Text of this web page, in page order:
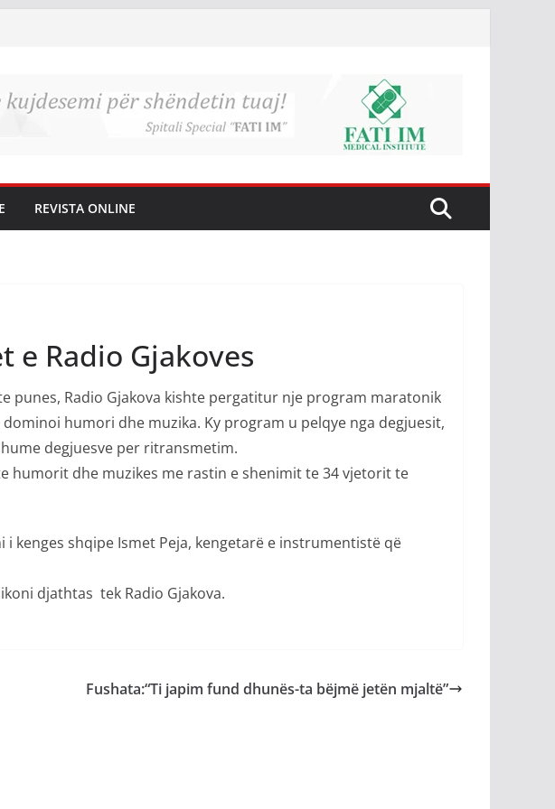
REVISTA ONLINE
Radio Gjakoves
punes, Radio Gjakova kishte pergatitur nje program maratonik
humori dhe muzika. Ky program u pelqye nga degjuesit,
degjuesve per ritransmetim.
humorit dhe muzikes me rastin e shenimit te 34 vjetorit te
kenges shqipe Ismet Peja, kengetarë e instrumentistë që
djathtas tek Radio Gjakova.
Fushata:“Ti japim fund dhunës-ta bëjmë jetën mjaltë”